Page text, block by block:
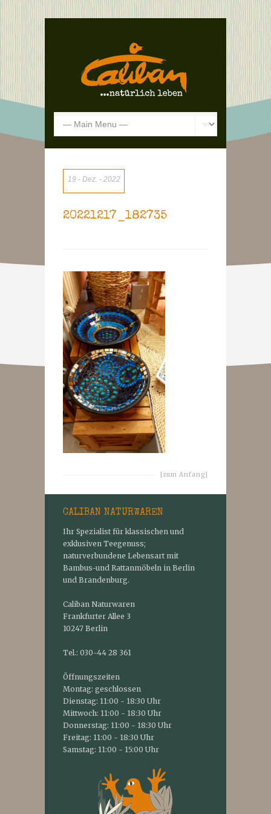
19 Dez. 2022
20221217_182735
[zum Anfang]
CALIBAN NATURWAREN
Ihr Spezialist für klassischen und
exklusiven Teegenuss;
naturverbundene Lebensart mit
Bambus-und Rattanmöbeln in Berlin
und Brandenburg.
Caliban Naturwaren
Frankfurter Allee 3
10247 Berlin
Tel.: 030-44 28 361
Öffnungszeiten
Montag: geschlossen
Dienstag: 11:00 - 18:30 Uhr
Mittwoch: 11:00 - 18:30 Uhr
Donnerstag: 11:00 - 18:30 Uhr
Freitag: 11:00 - 18:30 Uhr
Samstag: 11:00 - 15:00 Uhr